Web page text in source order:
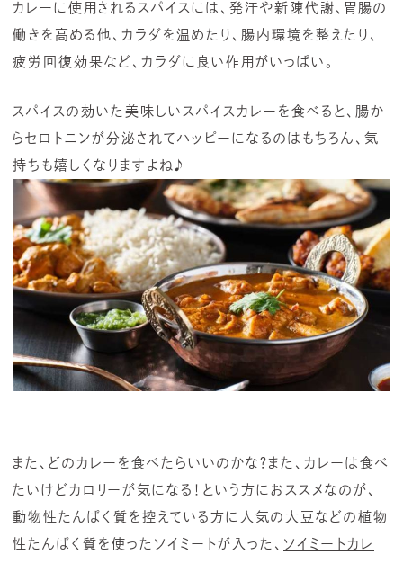
カレーに使用されるスパイスには、発汗や新陳代謝、胃腸の
働きを高める他、カラダを温めたり、腸内環境を整えたり、
疲労回復効果など、カラダに良い作用がいっぱい。
スパイスの効いた美味しいスパイスカレーを食べると、腸か
らセロトニンが分泌されてハッピーになるのはもちろん、気
持ちも嬉しくなりますよね♪
また、どのカレーを食べたらいいのかな？また、カレーは食べ
たいけどカロリーが気になる！という方におススメなのが、
動物性たんぱく質を控えている方に人気の大豆などの植物
性たんぱく質を使ったソイミートが入った、 ソイミートカレ